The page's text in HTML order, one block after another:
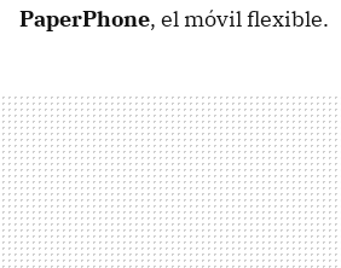
PaperPhone, el móvil flexible.